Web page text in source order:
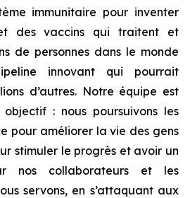
immunitaire pour inventer
des vaccins qui traitent et
de personnes dans le monde
innovant qui pourrait
d’autres. Notre équipe est
: nous poursuivons les
pour améliorer la vie des gens
stimuler le progrès et avoir un
nos collaborateurs et les
servons, en s’attaquant aux